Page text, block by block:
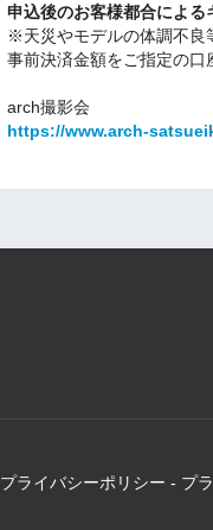
申込後のお客様都合による
※天災やモデルの体調不良
事前決済金額をご指定の口
arch撮影会
https://www.arch-
プライバシーポリシー - プ